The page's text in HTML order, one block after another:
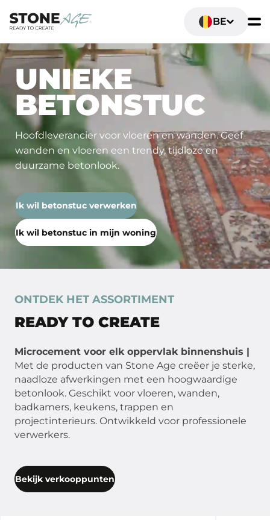
BE
UNIEKE
BETONSTUC
Hoofdleverancier voor vloeren en wanden. Geef
wanden en vloeren een trendy, tijdloze en
duurzame betonlook.
Ik wil betonstuc verwerken
Ik wil betonstuc in mijn woning
ONTDEK HET ASSORTIMENT
READY TO CREATE
Microcement voor elk oppervlak binnenshuis |
Met de producten van Stone Age creëer je sterke,
naadloze afwerkingen met een hoogwaardige
betonlook. Geschikt voor vloeren, wanden,
badkamers, keukens, trappen en
projectinterieurs. Ontwikkeld voor professionele
verwerkers.
Bekijk verkooppunten